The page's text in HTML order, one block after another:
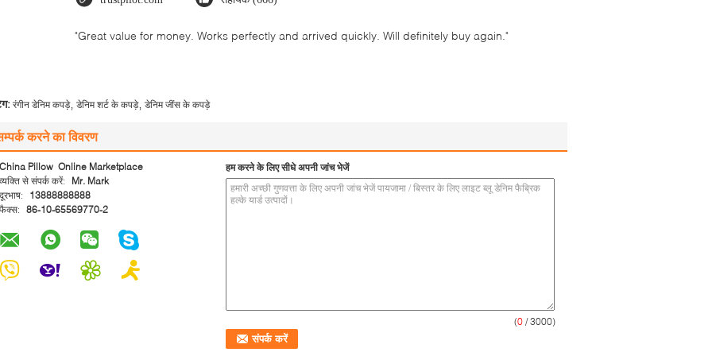
"Great value for money. Works perfectly and arrived quickly. Will definitely buy again."
रंगीन डेनिम कपड़े, डेनिम शर्ट के कपड़े, डेनिम जींस के कपड़े
करने का विवरण
China Pillow Online Marketplace
व्यक्ति से संपर्क करें:
Mr. Mark
दूरभाष:
13888888888
फैक्स: 86-10-65569770-2
हम करने के लिए सीधे अपनी जांच भेजें
(0 / 3000)